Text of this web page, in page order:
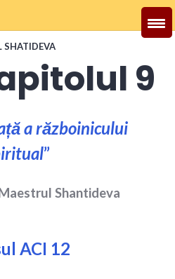
SHATIDEVA
9
a războinicului
”
Shantideva
ACI 12